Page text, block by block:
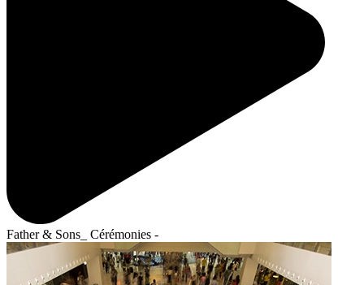
Father & Sons_ Cérémonies -